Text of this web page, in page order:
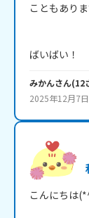
こともありま
ばいばい！
みかんさん(12
2025年12月7日
こんにちは